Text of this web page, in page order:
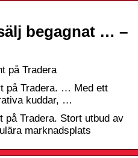
begagnat … –
på Tradera
på Tradera. … Med ett
kuddar, …
på Tradera. Stort utbud av
marknadsplats